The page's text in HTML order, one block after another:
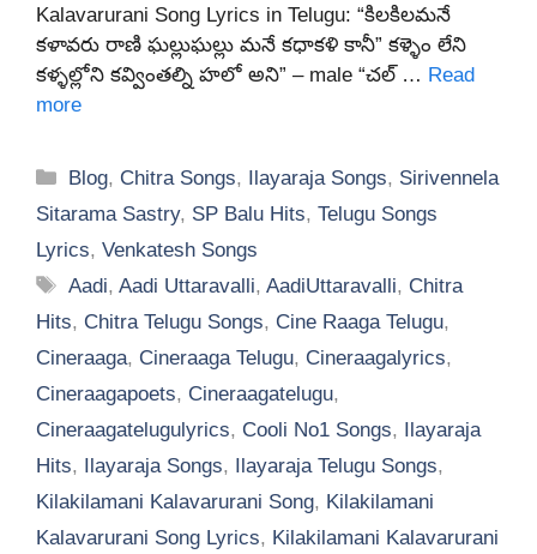
Kalavarurani Song Lyrics in Telugu: “కిలకిలమనే
కళావరు రాణి ఘల్లుఘల్లు మనే కధాకళి కానీ” కళ్ళెం లేని
కళ్ళల్లోని కవ్వింతల్ని హలో అని” – male “చల్ … Read
more
Categories
Blog, Chitra Songs, Ilayaraja Songs, Sirivennela
Sitarama Sastry, SP Balu Hits, Telugu Songs
Lyrics, Venkatesh Songs
Tags
Aadi,Aadi Uttaravalli,AadiUttaravalli, Chitra
Hits, Chitra Telugu Songs, Cine Raaga Telugu,
Cineraaga, Cineraaga Telugu, Cineraagalyrics,
Cineraagapoets, Cineraagatelugu,
Cineraagatelugulyrics, Cooli No1 Songs, Ilayaraja
Hits, Ilayaraja Songs, Ilayaraja Telugu Songs,
Kilakilamani Kalavarurani Song, Kilakilamani
Kalavarurani Song Lyrics, Kilakilamani Kalavarurani